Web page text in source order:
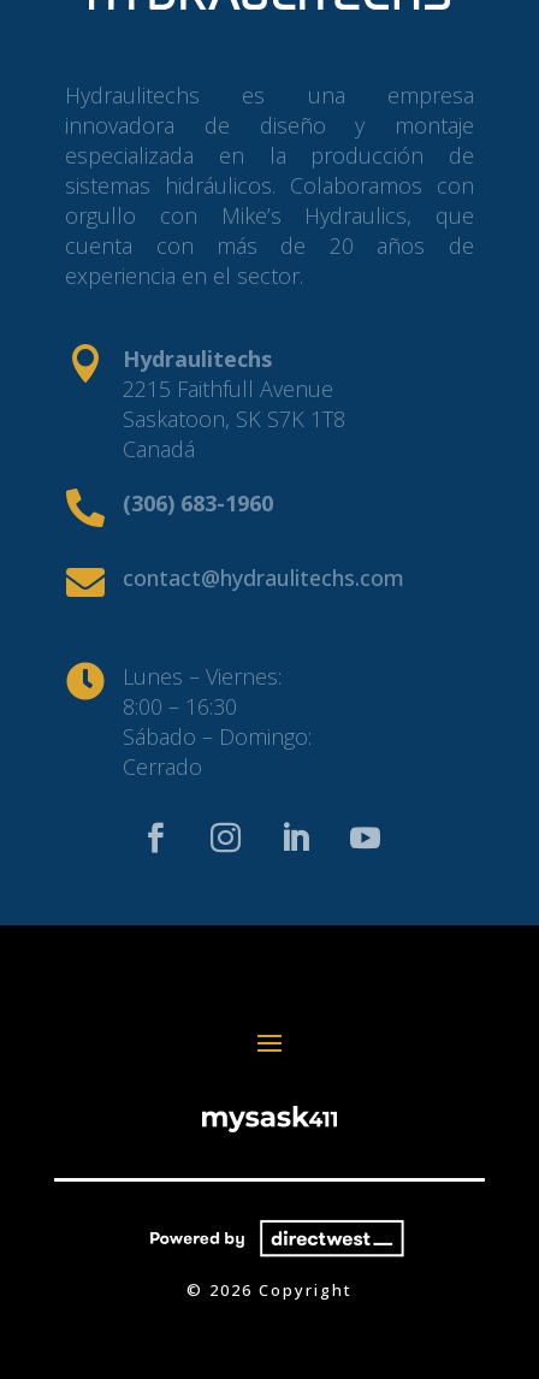
Hydraulitechs es una empresa
innovadora de diseño y montaje
especializada en la producción de
sistemas hidráulicos. Colaboramos con
orgullo con Mike’s Hydraulics, que
cuenta con más de 20 años de
experiencia en el sector.

Hydraulitechs
2215 Faithfull Avenue
Saskatoon, SK S7K 1T8
Canadá
 (306) 683-1960
 contact@hydraulitechs.com

Lunes – Viernes:
8:00 – 16:30
Sábado – Domingo:
Cerrado
© 2026 Copyright